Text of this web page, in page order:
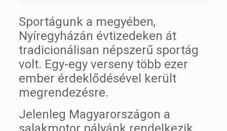
Sportágunk a megyében,
Nyíregyházán évtizedeken át
tradicionálisan népszerű sportág
volt. Egy-egy verseny több ezer
ember érdeklődésével került
megrendezésre.
Jelenleg Magyarországon a